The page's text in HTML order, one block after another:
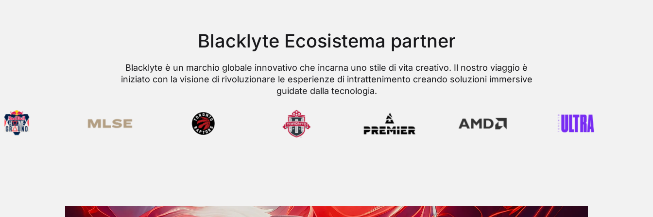
Blacklyte Ecosistema partner
Blacklyte è un marchio globale innovativo che incarna uno stile di vita creativo. Il nostro viaggio è
iniziato con la visione di rivoluzionare le esperienze di intrattenimento creando soluzioni immersive
guidate dalla tecnologia.